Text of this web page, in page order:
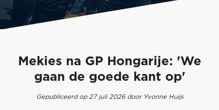
Mekies na GP Hongarije: 'We
gaan de goede kant op'
Gepubliceerd op 27 juli 2026 door Yvonne Huijs